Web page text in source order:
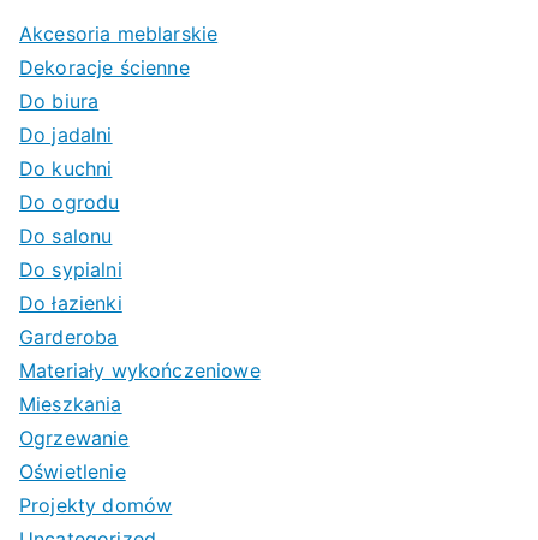
Akcesoria meblarskie
Dekoracje ścienne
Do biura
Do jadalni
Do kuchni
Do ogrodu
Do salonu
Do sypialni
Do łazienki
Garderoba
Materiały wykończeniowe
Mieszkania
Ogrzewanie
Oświetlenie
Projekty domów